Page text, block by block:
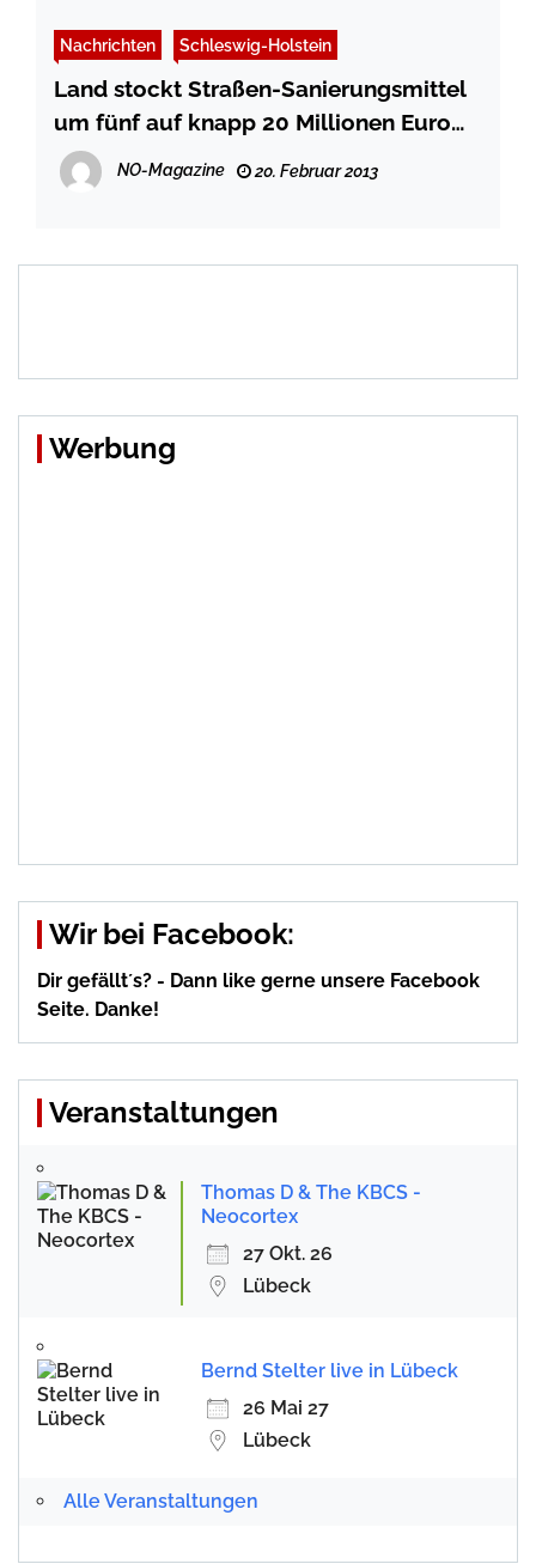
Nachrichten Schleswig-Holstein
Land stockt Straßen-Sanierungsmittel
um fünf auf knapp 20 Millionen Euro
auf
NO-Magazine 20. Februar 2013
Werbung
Wir bei Facebook:
Dir gefällt´s? - Dann like gerne unsere Facebook
Seite. Danke!
Veranstaltungen
Thomas D & The KBCS -
Neocortex
27 Okt. 26
Lübeck
Bernd Stelter live in Lübeck
26 Mai 27
Lübeck
Alle Veranstaltungen